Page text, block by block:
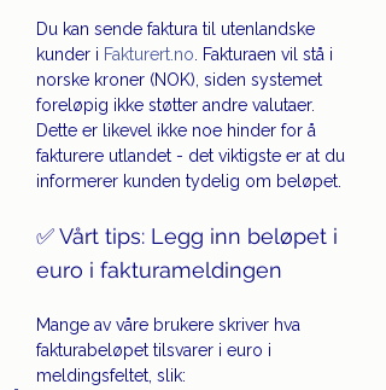
Du kan sende faktura til utenlandske
kunder i Fakturert.no . Fakturaen vil stå i
norske kroner (NOK), siden systemet
foreløpig ikke støtter andre valutaer.
Dette er likevel ikke noe hinder for å
fakturere utlandet - det viktigste er at du
informerer kunden tydelig om beløpet.
✅ Vårt tips: Legg inn beløpet i
euro i fakturameldingen
Mange av våre brukere skriver hva
fakturabeløpet tilsvarer i euro i
meldingsfeltet, slik: